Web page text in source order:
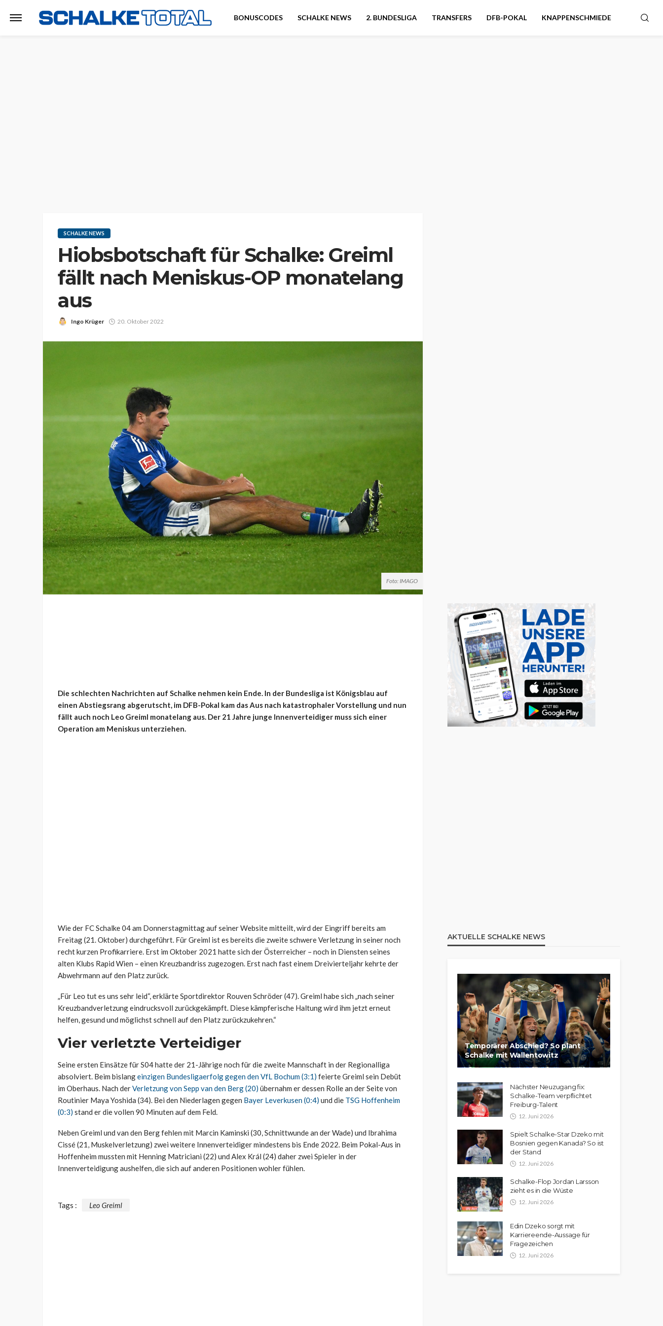
BONUSCODES SCHALKE NEWS 2. BUNDESLIGA TRANSFERS DFB-POKAL KNAPPENSCHMIEDE
SCHALKE NEWS
Hiobsbotschaft für Schalke: Greiml
fällt nach Meniskus-OP monatelang
aus
Ingo Krüger 20. Oktober 2022
Foto: IMAGO
Die schlechten Nachrichten auf Schalke nehmen kein Ende. In der Bundesliga ist Königsblau auf
einen Abstiegsrang abgerutscht, im DFB-Pokal kam das Aus nach katastrophaler Vorstellung und nun
fällt auch noch Leo Greiml monatelang aus. Der 21 Jahre junge Innenverteidiger muss sich einer
Operation am Meniskus unterziehen.
Wie der FC Schalke 04 am Donnerstagmittag auf seiner Website mitteilt, wird der Eingriff bereits am
Freitag (21. Oktober) durchgeführt. Für Greiml ist es bereits die zweite schwere Verletzung in seiner noch
recht kurzen Profikarriere. Erst im Oktober 2021 hatte sich der Österreicher – noch in Diensten seines
alten Klubs Rapid Wien – einen Kreuzbandriss zugezogen. Erst nach fast einem Dreivierteljahr kehrte der
Abwehrmann auf den Platz zurück.
„Für Leo tut es uns sehr leid“, erklärte Sportdirektor Rouven Schröder (47). Greiml habe sich „nach seiner
Kreuzbandverletzung eindrucksvoll zurückgekämpft. Diese kämpferische Haltung wird ihm jetzt erneut
helfen, gesund und möglichst schnell auf den Platz zurückzukehren.“
Vier verletzte Verteidiger
Seine ersten Einsätze für S04 hatte der 21-Jährige noch für die zweite Mannschaft in der Regionalliga
absolviert. Beim bislangeinzigen Bundesligaerfolg gegen den VfL Bochum (3:1) feierte Greiml sein Debüt
im Oberhaus. Nach derVerletzung von Sepp van den Berg (20) übernahm er dessen Rolle an der Seite von
Routinier Maya Yoshida (34). Bei den Niederlagen gegen Bayer Leverkusen (0:4) und die TSG Hoffenheim
(0:3) stand er die vollen 90 Minuten auf dem Feld.
Neben Greiml und van den Berg fehlen mit Marcin Kaminski (30, Schnittwunde an der Wade) und Ibrahima
Cissé (21, Muskelverletzung) zwei weitere Innenverteidiger mindestens bis Ende 2022. Beim Pokal-Aus in
Hoffenheim mussten mit Henning Matriciani (22) und Alex Král (24) daher zwei Spieler in der
Innenverteidigung aushelfen, die sich auf anderen Positionen wohler fühlen.
Tags : Leo Greiml
AKTUELLE SCHALKE NEWS
Temporärer Abschied? So plant
Schalke mit Wallentowitz
Nächster Neuzugang fix:
Schalke-Team verpflichtet
Freiburg-Talent
12. Juni 2026
Spielt Schalke-Star Dzeko mit
Bosnien gegen Kanada? So ist
der Stand
12. Juni 2026
Schalke-Flop Jordan Larsson
zieht es in die Wüste
12. Juni 2026
Edin Dzeko sorgt mit
Karriereende-Aussage für
Fragezeichen
12. Juni 2026